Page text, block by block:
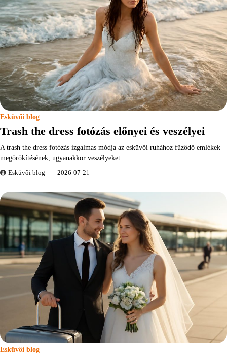
Esküvői blog
Trash the dress fotózás előnyei és veszélyei
A trash the dress fotózás izgalmas módja az esküvői ruhához fűződő emlékek
megörökítésének, ugyanakkor veszélyeket…
Esküvői blog 2026-07-21
Esküvői blog